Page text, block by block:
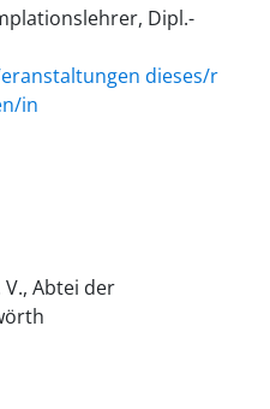
Dipl.-
dieses/r
in
Abtei der